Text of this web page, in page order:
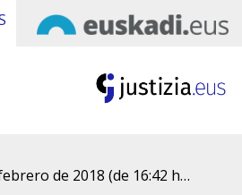
2018 (de 16:42 horas a 17:51 horas)